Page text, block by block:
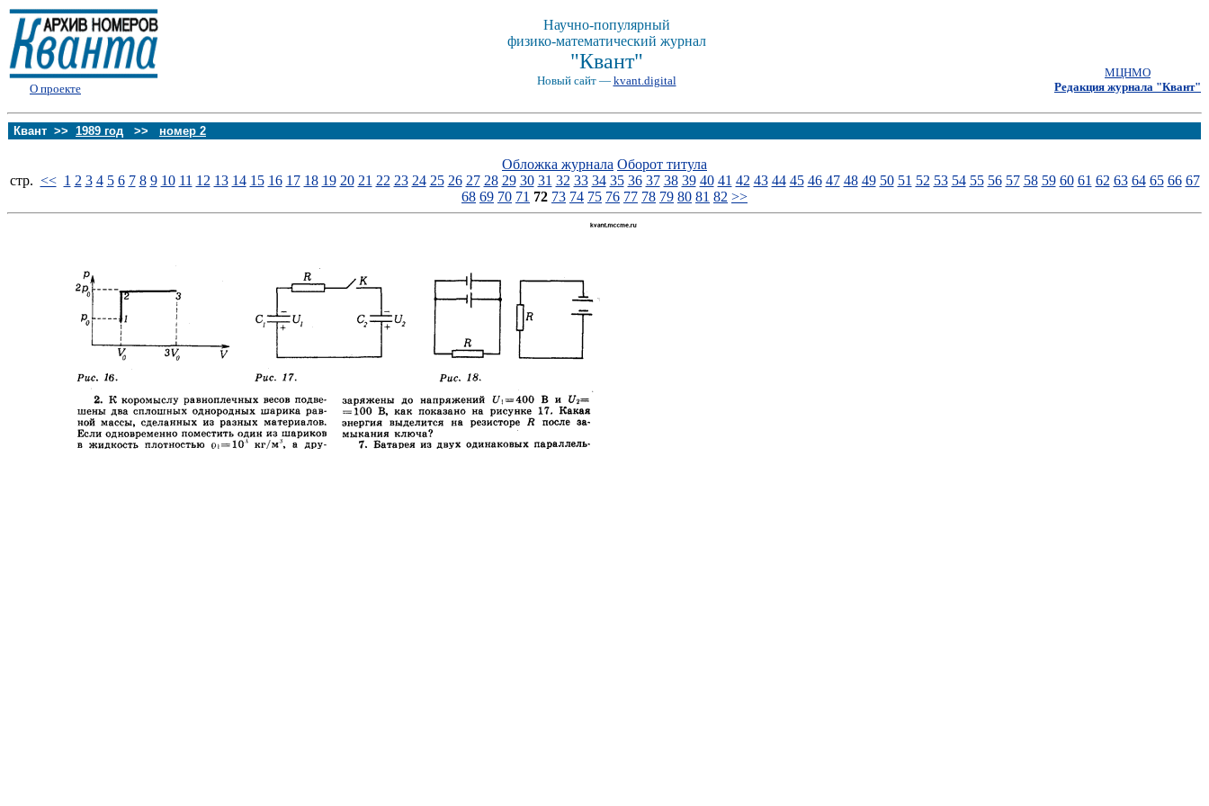
О проекте
Научно-популярный
физико-математический журнал
"Квант"
Новый сайт — kvant.digital
МЦНМО
Редакция журнала "Квант"
Квант >> 1989 год >> номер 2
Обложка журнала Оборот титула
стp. << 1 2 3 4 5 6 7 8 9 10 11 12 13 14 15 16 17 18 19 20 21 22 23 24 25 26 27 28 29 30 31 32 33 34 35 36 37 38 39 40 41 42 43 44 45 46 47 48 49 50 51 52 53 54 55 56 57 58 59 60 61 62 63 64 65 66 67
68 69 70 71 72 73 74 75 76 77 78 79 80 81 82 >>